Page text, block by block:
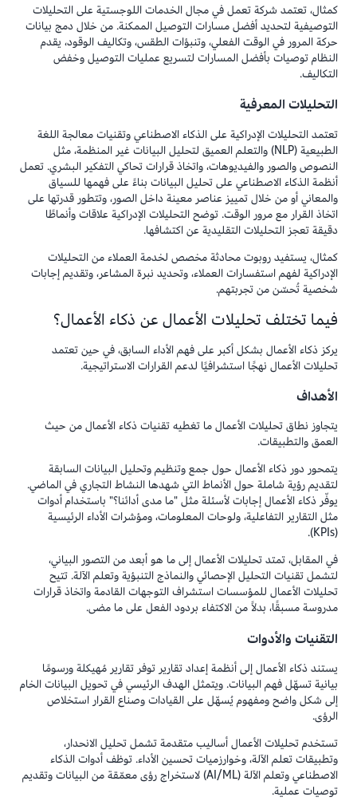
كمثال، تعتمد شركة تعمل في مجال الخدمات اللوجستية على التحليلات
التوصيفية لتحديد أفضل مسارات التوصيل الممكنة. من خلال دمج بيانات
حركة المرور في الوقت الفعلي، وتنبؤات الطقس، وتكاليف الوقود، يقدم
النظام توصيات بأفضل المسارات لتسريع عمليات التوصيل وخفض
التكاليف.
التحليلات المعرفية
تعتمد التحليلات الإدراكية على الذكاء الاصطناعي وتقنيات معالجة اللغة
الطبيعية (NLP) والتعلم العميق لتحليل البيانات غير المنظمة، مثل
النصوص والصور والفيديوهات، واتخاذ قرارات تحاكي التفكير البشري. تعمل
أنظمة الذكاء الاصطناعي على تحليل البيانات بناءً على فهمها للسياق
والمعاني أو من خلال تمييز عناصر معينة داخل الصور، وتتطور قدرتها على
اتخاذ القرار مع مرور الوقت. توضح التحليلات الإدراكية علاقات وأنماطًا
دقيقة تعجز التحليلات التقليدية عن اكتشافها.
كمثال، يستفيد روبوت محادثة مخصص لخدمة العملاء من التحليلات
الإدراكية لفهم استفسارات العملاء، وتحديد نبرة المشاعر، وتقديم إجابات
شخصية تُحسّن من تجربتهم.
فيما تختلف تحليلات الأعمال عن ذكاء الأعمال؟
يركز ذكاء الأعمال بشكل أكبر على فهم الأداء السابق، في حين تعتمد
تحليلات الأعمال نهجًا استشرافيًا لدعم القرارات الاستراتيجية.
الأهداف
يتجاوز نطاق تحليلات الأعمال ما تغطيه تقنيات ذكاء الأعمال من حيث
العمق والتطبيقات.
يتمحور دور ذكاء الأعمال حول جمع وتنظيم وتحليل البيانات السابقة
لتقديم رؤية شاملة حول الأنماط التي شهدها النشاط التجاري في الماضي.
يوفّر ذكاء الأعمال إجابات لأسئلة مثل "ما مدى أدائنا؟" باستخدام أدوات
مثل التقارير التفاعلية، ولوحات المعلومات، ومؤشرات الأداء الرئيسية
(KPIs).
في المقابل، تمتد تحليلات الأعمال إلى ما هو أبعد من التصور البياني،
لتشمل تقنيات التحليل الإحصائي والنماذج التنبؤية وتعلم الآلة. تتيح
تحليلات الأعمال للمؤسسات استشراف التوجهات القادمة واتخاذ قرارات
مدروسة مسبقًا، بدلاً من الاكتفاء بردود الفعل على ما مضى.
التقنيات والأدوات
يستند ذكاء الأعمال إلى أنظمة إعداد تقارير توفر تقارير مُهيكلة ورسومًا
بيانية تسهّل فهم البيانات. ويتمثل الهدف الرئيسي في تحويل البيانات الخام
إلى شكل واضح ومفهوم يُسهّل على القيادات وصناع القرار استخلاص
الرؤى.
تستخدم تحليلات الأعمال أساليب متقدمة تشمل تحليل الانحدار،
وتطبيقات تعلم الآلة، وخوارزميات تحسين الأداء. توظف أدوات الذكاء
الاصطناعي وتعلم الآلة (AI/ML) لاستخراج رؤى معمّقة من البيانات وتقديم
توصيات عملية.